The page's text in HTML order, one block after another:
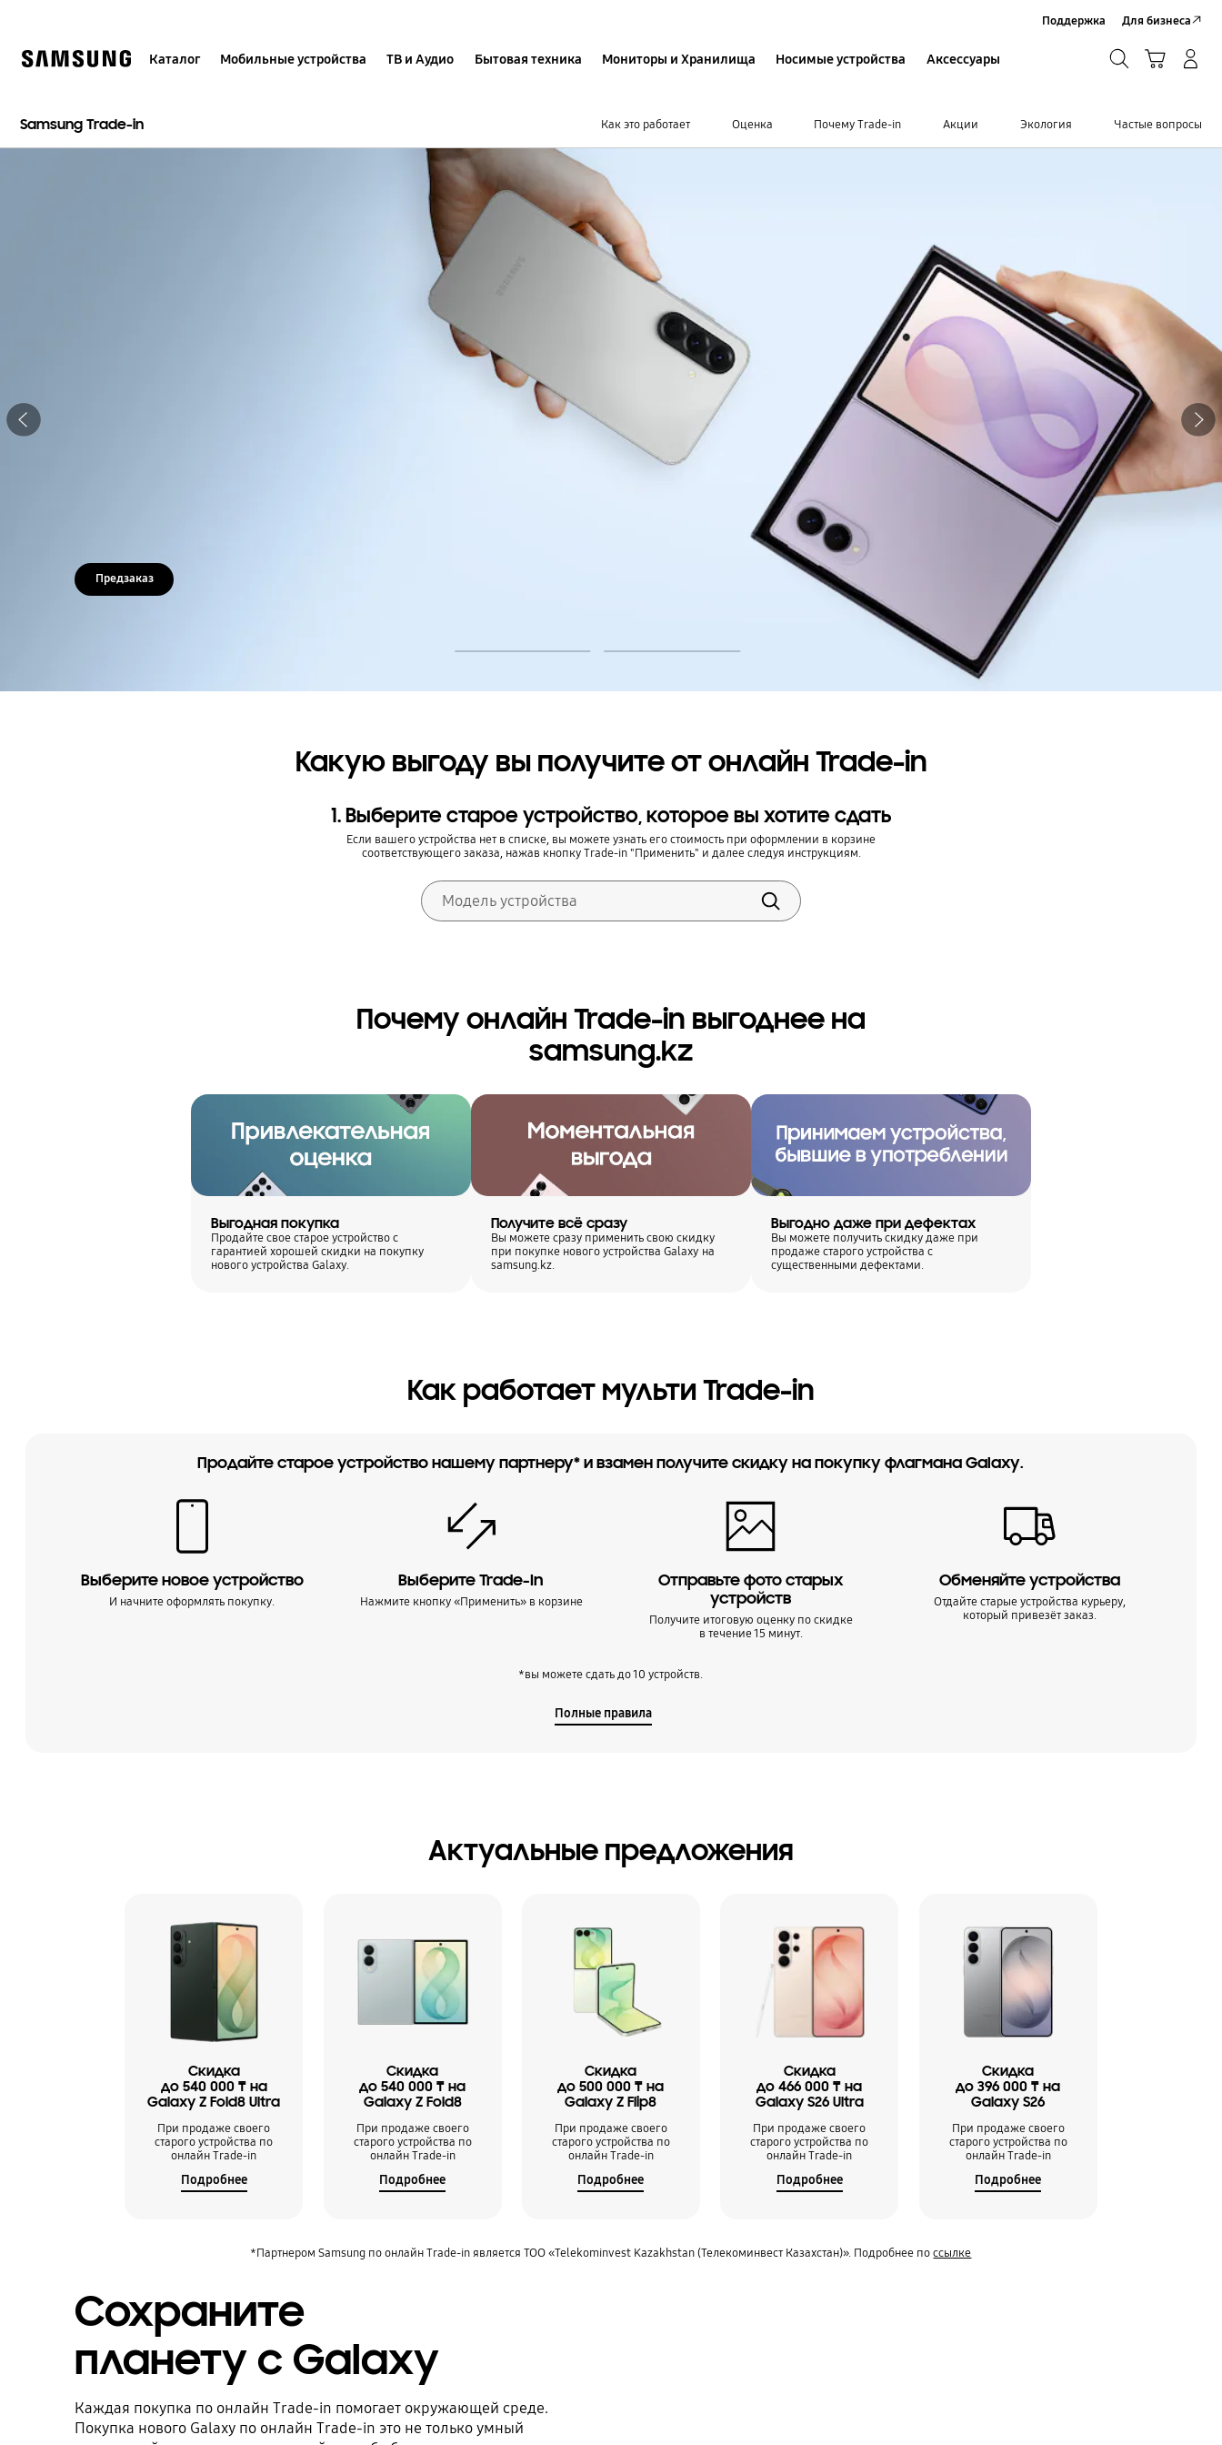
Каталог Мобильные устройства ТВ и Аудио Бытовая техника Мониторы и Хранилища Носимые устройства Аксессуары
Поддержка Для бизнеса
Samsung Trade-in Как это работает Оценка Почему Trade-in Акции Экология Частые вопросы
Предзаказ
Какую выгоду вы получите от онлайн Trade-in
1. Выберите старое устройство, которое вы хотите сдать
Если вашего устройства нет в списке, вы можете узнать его стоимость при оформлении в корзине
соответствующего заказа, нажав кнопку Trade-in "Применить" и далее следуя инструкциям.
Почему онлайн Trade-in выгоднее на
samsung.kz
Выгодная покупка
Продайте свое старое устройство с
гарантией хорошей скидки на покупку
нового устройства Galaxy.
Получите всё сразу
Вы можете сразу применить свою скидку
при покупке нового устройства Galaxy на
samsung.kz.
Выгодно даже при дефектах
Вы можете получить скидку даже при
продаже старого устройства с
существенными дефектами.
Как работает мульти Trade-in
Продайте старое устройство нашему партнеру* и взамен получите скидку на покупку флагмана Galaxy.
Выберите новое устройство
И начните оформлять покупку.
Выберите Trade-In
Нажмите кнопку «Применить» в корзине
Отправьте фото старых
устройств
Получите итоговую оценку по скидке
в течение 15 минут.
Обменяйте устройства
Отдайте старые устройства курьеру,
который привезёт заказ.
*вы можете сдать до 10 устройств.
Полные правила
Актуальные предложения
Скидка
до 540 000 ₸ на
Galaxy Z Fold8 Ultra
При продаже своего
старого устройства по
онлайн Trade-in
Подробнее
Скидка
до 540 000 ₸ на
Galaxy Z Fold8
При продаже своего
старого устройства по
онлайн Trade-in
Подробнее
Скидка
до 500 000 ₸ на
Galaxy Z Flip8
При продаже своего
старого устройства по
онлайн Trade-in
Подробнее
Скидка
до 466 000 ₸ на
Galaxy S26 Ultra
При продаже своего
старого устройства по
онлайн Trade-in
Подробнее
Скидка
до 396 000 ₸ на
Galaxy S26
При продаже своего
старого устройства по
онлайн Trade-in
Подробнее
*Партнером Samsung по онлайн Trade-in является ТОО «Telekominvest Kazakhstan (Телекоминвест Казахстан)». Подробнее поссылке
Сохраните
планету с Galaxy
Каждая покупка по онлайн Trade-in помогает окружающей среде.
Покупка нового Galaxy по онлайн Trade-in это не только умный